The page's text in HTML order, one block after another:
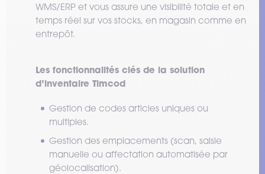
WMS/ERP et vous assure une visibilité totale et en
temps réel sur vos stocks, en magasin comme en
entrepôt.
Les fonctionnalités clés de la solution
d’inventaire Timcod
Gestion de codes articles uniques ou
multiples.
Gestion des emplacements (scan, saisie
manuelle ou affectation automatisée par
géolocalisation).